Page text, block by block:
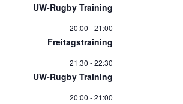
UW-Rugby Training
20:00 -21:00
Freitagstraining
21:30 -22:30
UW-Rugby Training
20:00 -21:00